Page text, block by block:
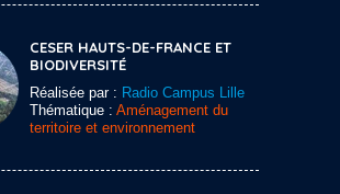
CESER HAUTS-DE-FRANCE ET
BIODIVERSITÉ
Réalisée par : Radio Campus Lille
Thématique : Aménagement du
territoire et environnement